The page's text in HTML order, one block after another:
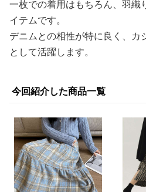
一枚での着用はもちろん、羽織
イテムです。
デニムとの相性が特に良く、カ
として活躍します。
今回紹介した商品一覧